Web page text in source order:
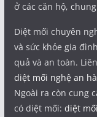
ở các căn hộ,
Diệt mối chuyên
và sức khỏe gia
quả và an toàn.
diệt mối nghệ an
Ngoài ra còn cung
có diệt mối: diệt